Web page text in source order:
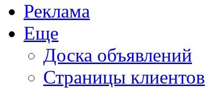
Реклама
Еще
Доска объявлений
Страницы клиентов